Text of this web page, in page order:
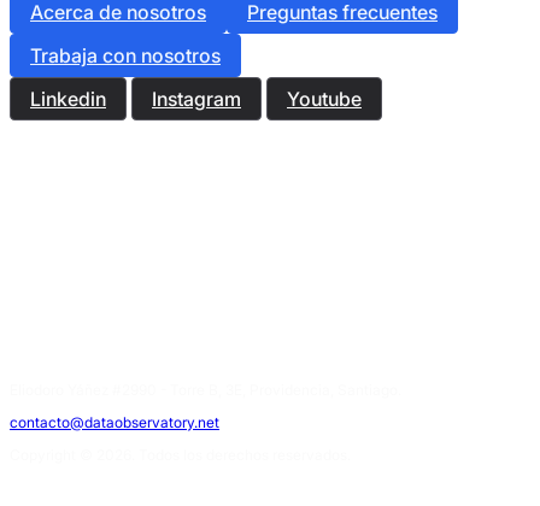
Acerca de nosotros
Preguntas frecuentes
Trabaja con nosotros
Linkedin
Instagram Youtube
contacto@dataobservatory.net